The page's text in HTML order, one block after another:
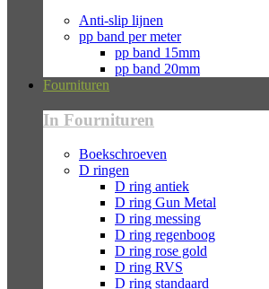
Anti-slip lijnen
pp band per meter
pp band 15mm
pp band 20mm
Fournituren
In Fournituren
Boekschroeven
D ringen
D ring antiek
D ring Gun Metal
D ring messing
D ring regenboog
D ring rose gold
D ring RVS
D ring standaard